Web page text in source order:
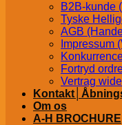
B2B-kunde
Tyske
AGB
Impressum
Fortryd
Vertrag
Om os
A-H BROCHURE